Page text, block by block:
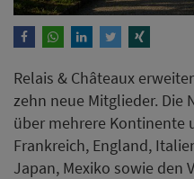
Relais & Châteaux
zehn neue Mitglieder. Die
über mehrere Kontinente
Frankreich, England,
Japan, Mexiko sowie den